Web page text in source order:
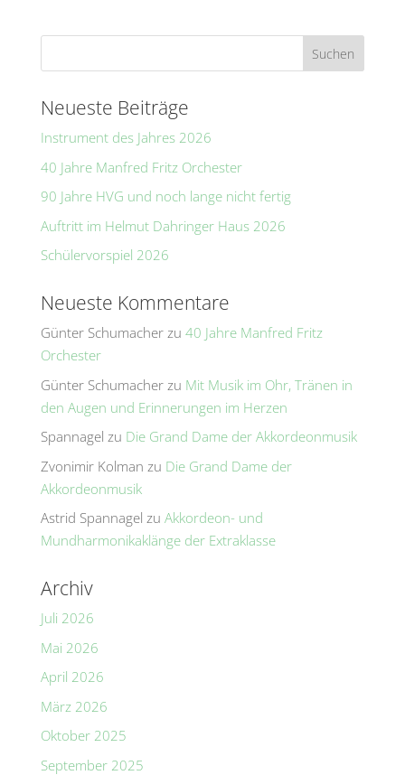
Neueste Beiträge
Instrument des Jahres 2026
40 Jahre Manfred Fritz Orchester
90 Jahre HVG und noch lange nicht fertig
Auftritt im Helmut Dahringer Haus 2026
Schülervorspiel 2026
Neueste Kommentare
Günter Schumacherzu 40 Jahre Manfred Fritz
Orchester
Günter Schumacherzu Mit Musik im Ohr, Tränen in
den Augen und Erinnerungen im Herzen
Spannagel zu Die Grand Dame der Akkordeonmusik
Zvonimir Kolman zu Die Grand Dame der
Akkordeonmusik
Astrid Spannagel zu Akkordeon- und
Mundharmonikaklänge der Extraklasse
Archiv
Juli 2026
Mai 2026
April 2026
März 2026
Oktober 2025
September 2025